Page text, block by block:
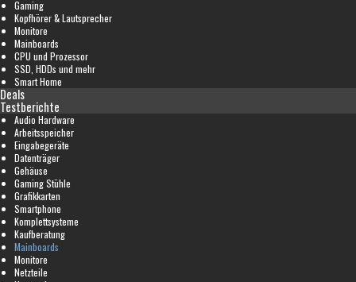
Gaming
Kopfhörer & Lautsprecher
Monitore
Mainboards
CPU und Prozessor
SSD, HDDs und mehr
Smart Home
Deals
Testberichte
Audio Hardware
Arbeitsspeicher
Eingabegeräte
Datenträger
Gehäuse
Gaming Stühle
Grafikkarten
Smartphone
Komplettsysteme
Kaufberatung
Mainboards
Monitore
Netzteile